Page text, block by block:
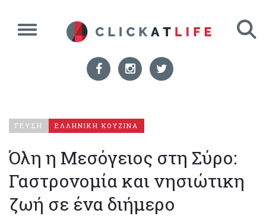
ΓΕΥΣΗ ΕΛΛΗΝΙΚΗ ΚΟΥΖΙΝΑ
Όλη η Μεσόγειος στη Σύρο:
Γαστρονομία και νησιώτικη
ζωή σε ένα διήμερο